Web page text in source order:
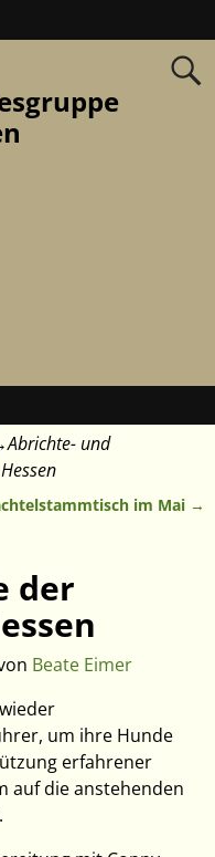
→ Abrichte- und
im Mai →
der
Beate Eimer
um ihre Hunde
erfahrener
auf die anstehenden